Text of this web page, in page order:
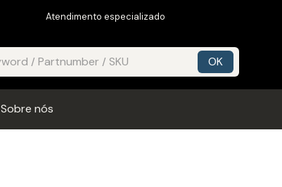
Atendimento especializado
Sobre nós